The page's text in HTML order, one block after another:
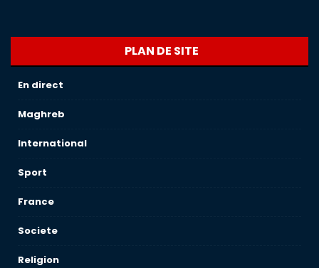
PLAN DE SITE
En direct
Maghreb
International
Sport
France
Societe
Religion